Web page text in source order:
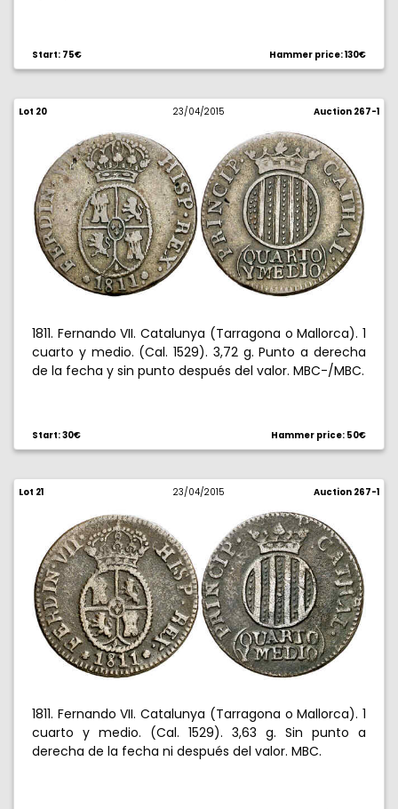
Start: 75€ Hammer price: 130€
Lot 20 23/04/2015 Auction 267-1
1811. Fernando VII. Catalunya (Tarragona o Mallorca). 1
cuarto y medio. (Cal. 1529). 3,72 g. Punto a derecha
de la fecha y sin punto después del valor. MBC-/MBC.
Start: 30€ Hammer price: 50€
Lot 21 23/04/2015 Auction 267-1
1811. Fernando VII. Catalunya (Tarragona o Mallorca). 1
cuarto y medio. (Cal. 1529). 3,63 g. Sin punto a
derecha de la fecha ni después del valor. MBC.